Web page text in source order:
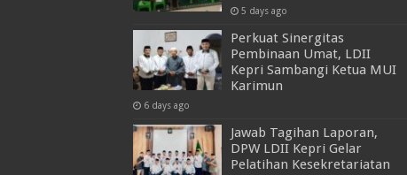
5 days ago
Perkuat Sinergitas
Pembinaan Umat, LDII
Kepri Sambangi Ketua MUI
Karimun
6 days ago
Jawab Tagihan Laporan,
DPW LDII Kepri Gelar
Pelatihan Kesekretariatan